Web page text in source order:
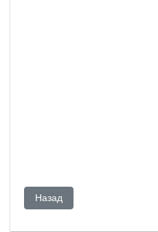
Предыдущий: Карикатуры
Назад